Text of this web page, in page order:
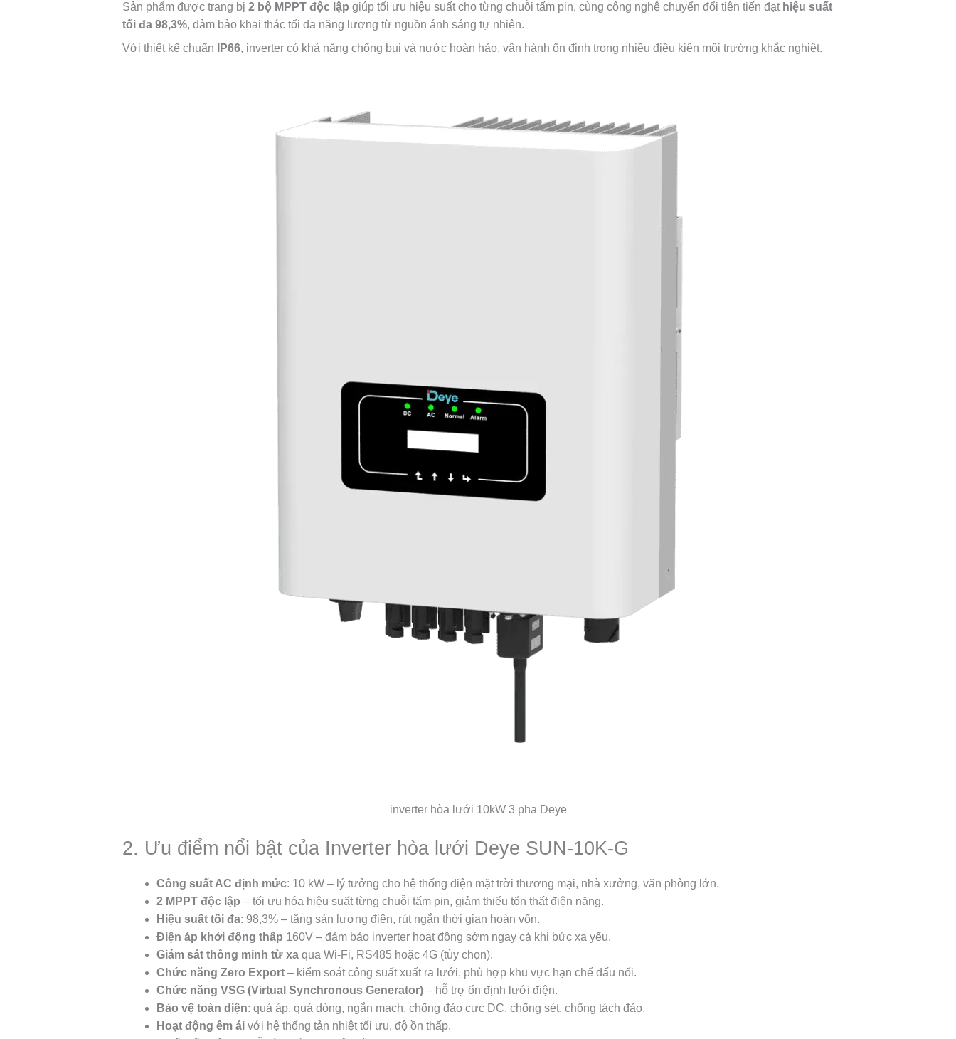
Sản phẩm được trang bị 2 bộ MPPT độc lập giúp tối ưu hiệu suất cho từng chuỗi tấm pin, cùng công nghệ chuyển đổi tiên tiến đạt hiệu suất
tối đa 98,3%, đảm bảo khai thác tối đa năng lượng từ nguồn ánh sáng tự nhiên.
Với thiết kế chuẩn
IP66, inverter có khả năng chống bụi và nước hoàn hảo, vận hành ổn định trong nhiều điều kiện môi trường khắc nghiệt.
inverter hòa lưới 10kW 3 pha Deye
2. Ưu điểm nổi bật của Inverter hòa lưới Deye SUN-10K-G
Công suất AC định mức: 10 kW – lý tưởng cho hệ thống điện mặt trời thương mại, nhà xưởng, văn phòng lớn.
2 MPPT độc lập – tối ưu hóa hiệu suất từng chuỗi tấm pin, giảm thiểu tổn thất điện năng.
Hiệu suất tối đa: 98,3% – tăng sản lượng điện, rút ngắn thời gian hoàn vốn.
Điện áp khởi động thấp 160V – đảm bảo inverter hoạt động sớm ngay cả khi bức xạ yếu.
Giám sát thông minh từ xa qua Wi-Fi, RS485 hoặc 4G (tùy chọn).
Chức năng Zero Export – kiểm soát công suất xuất ra lưới, phù hợp khu vực hạn chế đấu nối.
Chức năng VSG (Virtual Synchronous Generator) – hỗ trợ ổn định lưới điện.
Bảo vệ toàn diện: quá áp, quá dòng, ngắn mạch, chống đảo cực DC, chống sét, chống tách đảo.
Hoạt động êm ái với hệ thống tản nhiệt tối ưu, độ ồn thấp.